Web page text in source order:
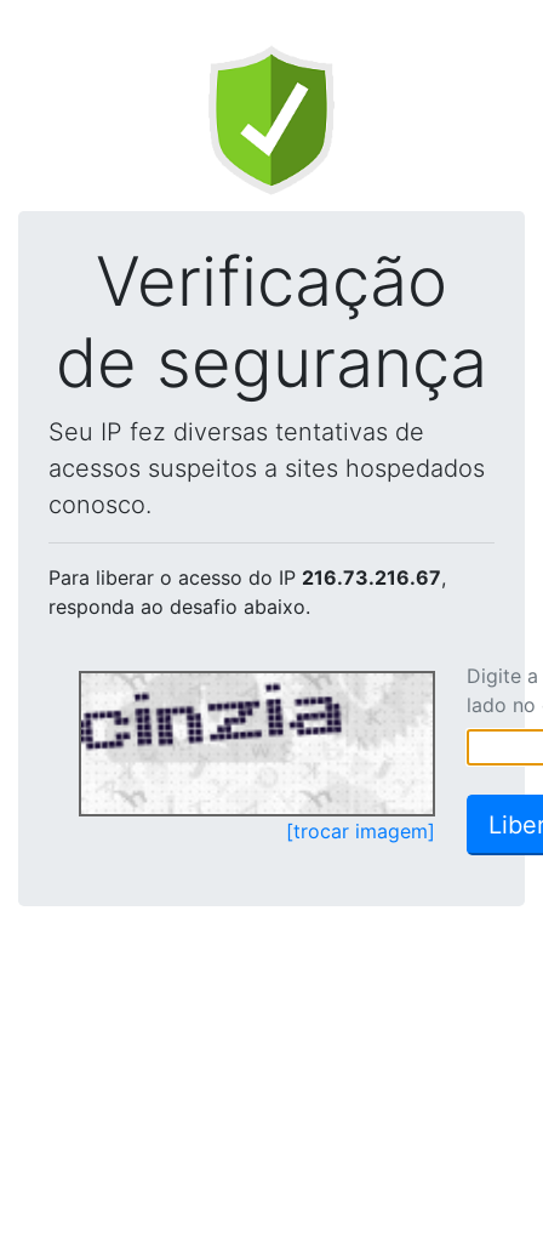
Verificação
de segurança
Seu IP fez diversas tentativas de
acessos suspeitos a sites hospedados
conosco.
Para liberar o acesso do IP 216.73.216.67,
responda ao desafio abaixo.
[trocar imagem]
Digite
lado no